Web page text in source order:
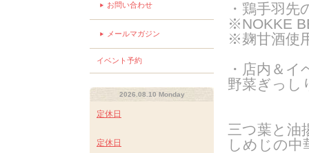
・鶏手羽
※NOKKE
※麹甘酒使
・店内＆
野菜ぎっし
三つ葉と油
しめじの中
お問い合わせ
メールマガジン
イベント予約
2026.08.10 Monday
定休日
定休日